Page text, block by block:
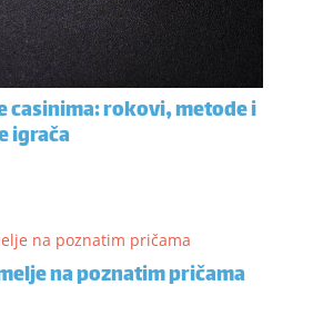
casinima: rokovi, metode i
igrača
na poznatim pričama